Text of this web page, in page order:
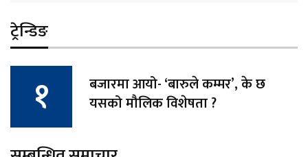
ट्रेन्डिङ
बजारमा आयो- ‘बारुले कम्मर’, के छ
यसको मौलिक विशेषता ?